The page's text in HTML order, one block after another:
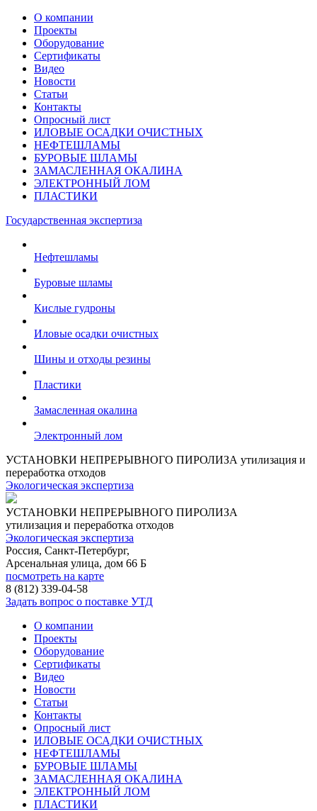
О компании
Проекты
Оборудование
Сертификаты
Видео
Новости
Статьи
Контакты
Опросный лист
ИЛОВЫЕ ОСАДКИ ОЧИСТНЫХ
НЕФТЕШЛАМЫ
БУРОВЫЕ ШЛАМЫ
ЗАМАСЛЕННАЯ ОКАЛИНА
ЭЛЕКТРОННЫЙ ЛОМ
ПЛАСТИКИ
Государственная экспертиза
Нефтешламы
Буровые шламы
Кислые гудроны
Иловые осадки очистных
Шины и отходы резины
Пластики
Замасленная окалина
Электронный лом
УСТАНОВКИ НЕПРЕРЫВНОГО ПИРОЛИЗА утилизация и
переработка отходов
Экологическая экспертиза
УСТАНОВКИ НЕПРЕРЫВНОГО ПИРОЛИЗА
утилизация и переработка отходов
Экологическая экспертиза
Россия, Санкт-Петербург,
Арсенальная улица, дом 66 Б
посмотреть на карте
8 (812) 339-04-58
Задать вопрос о поставке УТД
О компании
Проекты
Оборудование
Сертификаты
Видео
Новости
Статьи
Контакты
Опросный лист
ИЛОВЫЕ ОСАДКИ ОЧИСТНЫХ
НЕФТЕШЛАМЫ
БУРОВЫЕ ШЛАМЫ
ЗАМАСЛЕННАЯ ОКАЛИНА
ЭЛЕКТРОННЫЙ ЛОМ
ПЛАСТИКИ